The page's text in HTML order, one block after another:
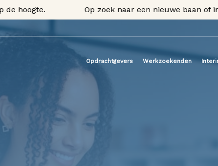
Op zoek naar een nieuwe baan of
Opdrachtgevers Werkzoekenden